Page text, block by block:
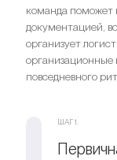
Ищете
Мы поможем
Ванные
Парковка
Ищете
цене
команда поможет
документацией,
организует
организационные
повседневного
ШАГ 1.